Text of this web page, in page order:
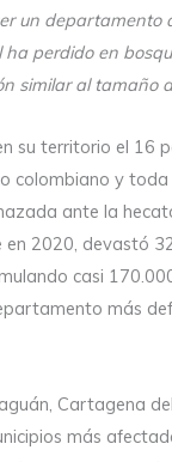
un departamento
perdido en
similar al tamaño
su territorio el 16
colombiano y
ante la
en 2020, devastó
casi
más
Cartagena
más